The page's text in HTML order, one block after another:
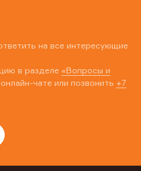
на все интересующие
в разделе «Вопросы и
чате или позвонить +7